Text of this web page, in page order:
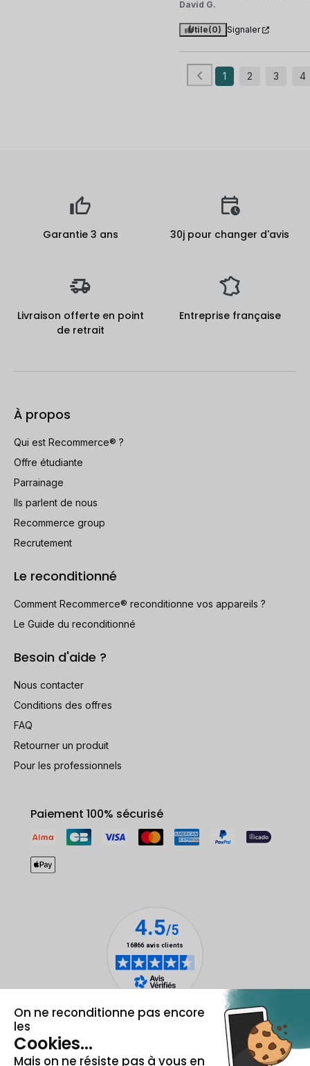
David G.
Utile(0) Signaler
1 2 3 4
Garantie 3 ans 30j pour changer d'avis
Livraison offerte en point
de retrait
Entreprise française
À propos
Qui est Recommerce® ?
Offre étudiante
Parrainage
Ils parlent de nous
Recommerce group
Recrutement
Le reconditionné
Comment Recommerce® reconditionne vos appareils ?
Le Guide du reconditionné
Besoin d'aide ?
Nous contacter
Conditions des offres
FAQ
Retourner un produit
Pour les professionnels
Paiement 100% sécurisé